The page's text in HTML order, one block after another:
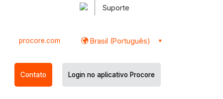
Suporte
procore.com Brasil (Português)
Contato Login no aplicativo Procore